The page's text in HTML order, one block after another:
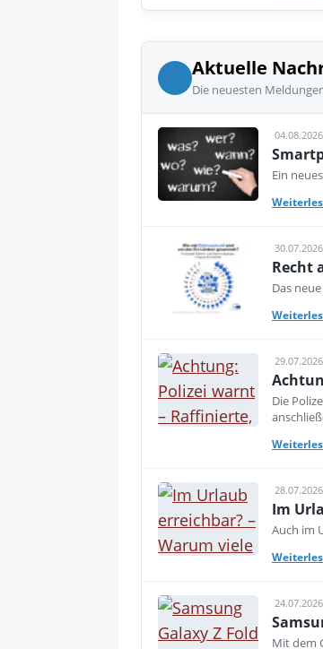
Aktuelle
Die neuesten
04.08.2026
Ein
30.07.2026
Recht
Das
29.07.2026
Die
28.07.2026
Im
Auch im
24.07.2026
Mit dem